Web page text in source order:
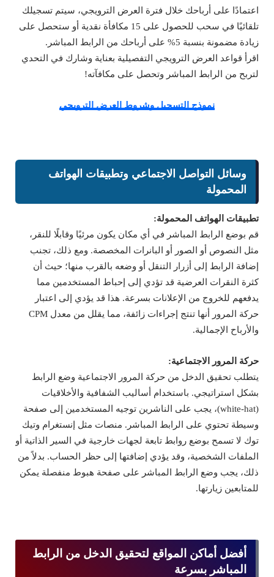
اعتمادًا على أرباحك خلال فترة العرض الترويجي، سيتم تسجيلك
تلقائيًا في سحب للحصول على 15 مكافأة نقدية أو ستحصل على
زيادة مضمونة بنسبة 5% على أرباحك من الرابط المباشر.
اقرأ قواعد العرض الترويجي التفصيلية بعناية وشارك في التحدي
لتربح من الرابط المباشر وتحصل على مكافآته!
نموذج التسجيل وشروط العرض الترويجي
وسائل التواصل الاجتماعي وتطبيقات الهواتف
المحمولة
تطبيقات الهواتف المحمولة:
قم بوضع الرابط المباشر في أي مكان يكون مرئيًا وقابلًا للنقر،
مثل النصوص أو الصور أو البانرات المخصصة. ومع ذلك، تجنب
إضافة الرابط إلى أزرار التنقل أو وضعه بالقرب منها؛ حيث أن
كثرة النقرات العرضية قد تؤدي إلى إحباط المستخدمين مما
يدفعهم للخروج من الإعلانات بسرعة. هذا قد يؤدي إلى اعتبار
حركة المرور أنها تنتج إجراءات زائفة، مما يقلل من معدل CPM
والأرباح الإجمالية.
حركة المرور الاجتماعية:
يتطلب تحقيق الدخل من حركة المرور الاجتماعية وضع الرابط
بشكل استراتيجي. باستخدام أساليب الشفافية والأخلاقيات
(white-hat)، يجب على الناشرين توجيه المستخدمين إلى صفحة
وسيطة تحتوي على الرابط المباشر. منصات مثل إنستغرام وتيك
توك لا تسمح بوضع روابط تابعة لجهات خارجية في السير الذاتية أو
الملفات الشخصية، وقد يؤدي إضافتها إلى حظر الحساب. بدلاً من
ذلك، يجب وضع الرابط المباشر على صفحة هبوط منفصلة يمكن
للمتابعين زيارتها.
أفضل أماكن المواقع لتحقيق الدخل من الرابط
المباشر بسرعة